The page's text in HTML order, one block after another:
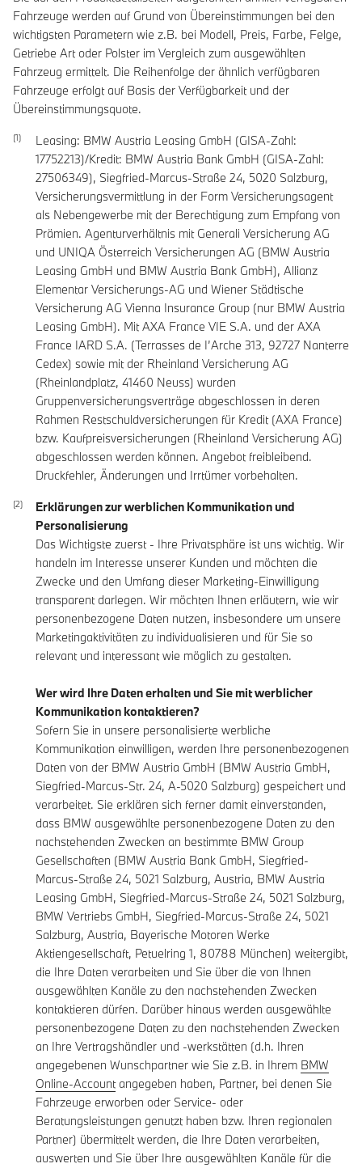
Fahrzeuge werden auf Grund von Übereinstimmungen bei den
wichtigsten Parametern wie z.B. bei Modell, Preis, Farbe, Felge,
Getriebe Art oder Polster im Vergleich zum ausgewählten
Fahrzeug ermittelt. Die Reihenfolge der ähnlich verfügbaren
Fahrzeuge erfolgt auf Basis der Verfügbarkeit und der
Übereinstimmungsquote.
Leasing: BMW Austria Leasing GmbH (GISA-Zahl:
17752213)/Kredit: BMW Austria Bank GmbH (GISA-Zahl:
27506349), Siegfried-Marcus-Straße 24, 5020 Salzburg,
Versicherungsvermittlung in der Form Versicherungsagent
als Nebengewerbe mit der Berechtigung zum Empfang von
Prämien. Agenturverhältnis mit Generali Versicherung AG
und UNIQA Österreich Versicherungen AG (BMW Austria
Leasing GmbH und BMW Austria Bank GmbH), Allianz
Elementar Versicherungs-AG und Wiener Städtische
Versicherung AG Vienna Insurance Group (nur BMW Austria
Leasing GmbH). Mit AXA France VIE S.A. und der AXA
France IARD S.A. (Terrasses de I’Arche 313, 92727 Nanterre
Cedex) sowie mit der Rheinland Versicherung AG
(Rheinlandplatz, 41460 Neuss) wurden
Gruppenversicherungsverträge abgeschlossen in deren
Rahmen Restschuldversicherungen für Kredit (AXA France)
bzw. Kaufpreisversicherungen (Rheinland Versicherung AG)
abgeschlossen werden können. Angebot freibleibend.
Druckfehler, Änderungen und Irrtümer vorbehalten.
Erklärungen zur werblichen Kommunikation und
Personalisierung
Das Wichtigste zuerst - Ihre Privatsphäre ist uns wichtig. Wir
handeln im Interesse unserer Kunden und möchten die
Zwecke und den Umfang dieser Marketing-Einwilligung
transparent darlegen. Wir möchten Ihnen erläutern, wie wir
personenbezogene Daten nutzen, insbesondere um unsere
Marketingaktivitäten zu individualisieren und für Sie so
relevant und interessant wie möglich zu gestalten.
Wer wird Ihre Daten erhalten und Sie mit werblicher
Kommunikation kontaktieren?
Sofern Sie in unsere personalisierte werbliche
Kommunikation einwilligen, werden Ihre personenbezogenen
Daten von der BMW Austria GmbH (BMW Austria GmbH,
Siegfried-Marcus-Str. 24, A-5020 Salzburg) gespeichert und
verarbeitet. Sie erklären sich ferner damit einverstanden,
dass BMW ausgewählte personenbezogene Daten zu den
nachstehenden Zwecken an bestimmte BMW Group
Gesellschaften (BMW Austria Bank GmbH, Siegfried-
Marcus-Straße 24, 5021 Salzburg, Austria, BMW Austria
Leasing GmbH, Siegfried-Marcus-Straße 24, 5021 Salzburg,
BMW Vertriebs GmbH, Siegfried-Marcus-Straße 24, 5021
Salzburg, Austria, Bayerische Motoren Werke
Aktiengesellschaft, Petuelring 1, 80788 München) weitergibt,
die Ihre Daten verarbeiten und Sie über die von Ihnen
ausgewählten Kanäle zu den nachstehenden Zwecken
kontaktieren dürfen. Darüber hinaus werden ausgewählte
personenbezogene Daten zu den nachstehenden Zwecken
an Ihre Vertragshändler und -werkstätten (d.h. Ihren
angegebenen Wunschpartner wie Sie z.B. in Ihrem BMW
Online-Accountangegeben haben, Partner, bei denen Sie
Fahrzeuge erworben oder Service- oder
Beratungsleistungen genutzt haben bzw. Ihren regionalen
Partner) übermittelt werden, die Ihre Daten verarbeiten,
auswerten und Sie über Ihre ausgewählten Kanäle für die